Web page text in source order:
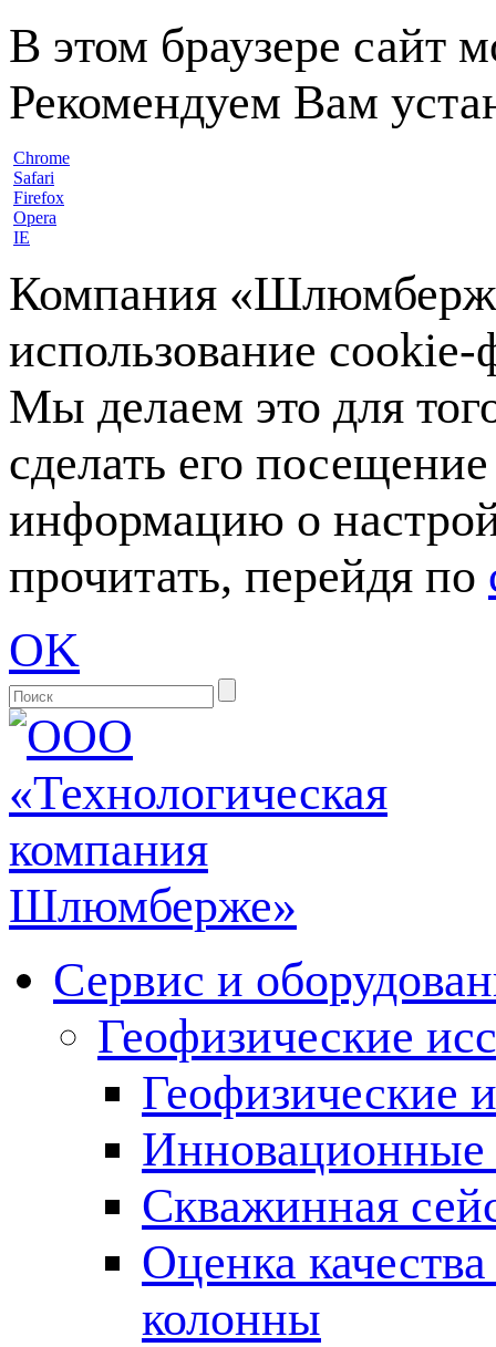
В этом браузере сайт
Рекомендуем Вам
Chrome
Safari
Firefox
Opera
IE
Компания
использование
Мы делаем это для
сделать его
информацию о
прочитать, перейдя по
OK
Сервис и
Геофизические
Геофизические
Инновационные
Скважинная
Оценка
колонны